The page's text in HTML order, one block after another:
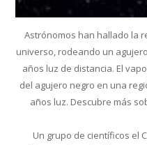
Astrónomos han hallado la
universo, rodeando un
años luz de distancia. El
del agujero negro en una
años luz. Descubre más
Un grupo de científicos el